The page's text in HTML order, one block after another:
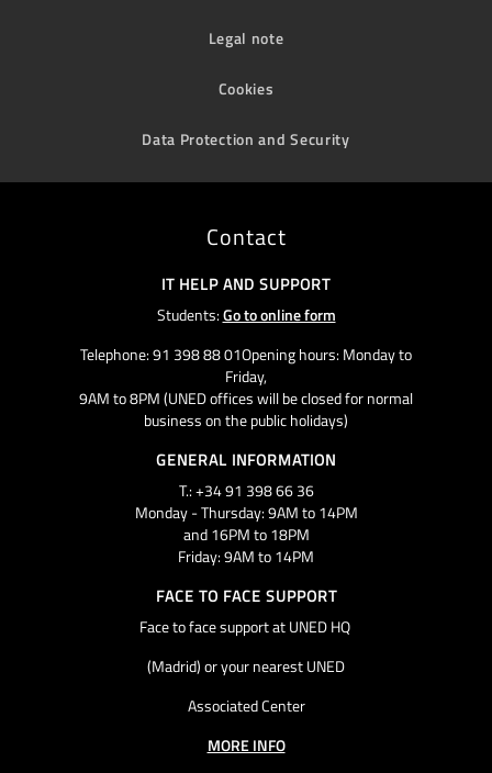
Legal note
Cookies
Data Protection and Security
Contact
IT HELP AND SUPPORT
Students:Go to online form
Telephone: 91 398 88 01Opening hours: Monday to
Friday,
9AM to 8PM (UNED offices will be closed for normal
business on the public holidays)
GENERAL INFORMATION
T.: +34 91 398 66 36
Monday - Thursday: 9AM to 14PM
and 16PM to 18PM
Friday: 9AM to 14PM
FACE TO FACE SUPPORT
Face to face support at UNED HQ
(Madrid) or your nearest UNED
Associated Center
MORE INFO